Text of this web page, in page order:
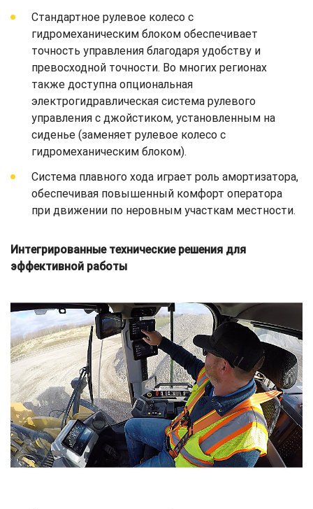
Стандартное рулевое колесо с
гидромеханическим блоком обеспечивает
точность управления благодаря удобству и
превосходной точности. Во многих регионах
также доступна опциональная
электрогидравлическая система рулевого
управления с джойстиком, установленным на
сиденье (заменяет рулевое колесо с
гидромеханическим блоком).
Система плавного хода играет роль амортизатора,
обеспечивая повышенный комфорт оператора
при движении по неровным участкам местности.
Интегрированные технические решения для
эффективной работы